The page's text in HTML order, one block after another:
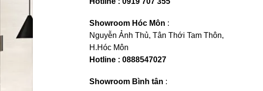
Showroom Hóc Môn :
Nguyễn Ảnh Thủ, Tân Thới Tam Thôn,
H.Hóc Môn
Hotline : 0888547027
Showroom Bình tân :